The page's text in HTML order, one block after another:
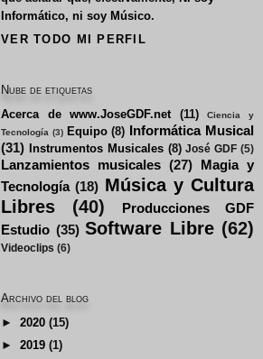
Informático, ni soy Músico.
VER TODO MI PERFIL
Nube de etiquetas
Acerca de www.JoseGDF.net
(11)
Ciencia y
Tecnología (3) Equipo (8) Informática Musical
(31) Instrumentos Musicales (8) José GDF (5)
Lanzamientos musicales (27) Magia y
Tecnología (18) Música y Cultura
Libres
(40)
Producciones GDF
Estudio (35) Software Libre (62)
Videoclips (6)
Archivo del blog
► 2020 (15)
► 2019 (1)